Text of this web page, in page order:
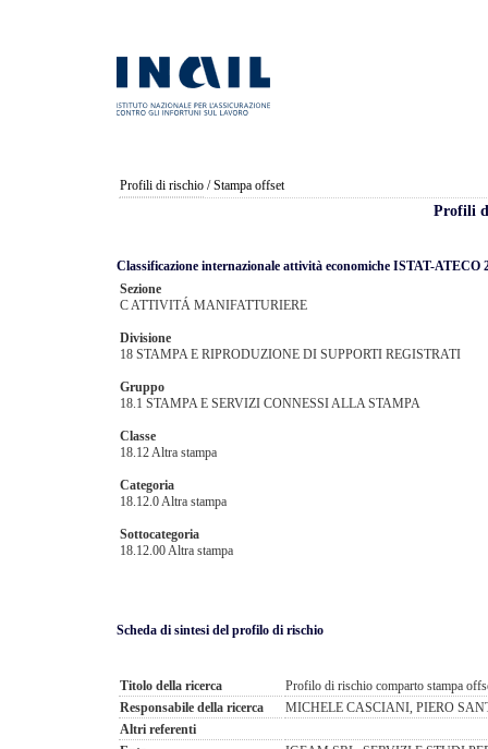
Profili di rischio / Stampa offset
Profili
Classificazione internazionale attività economiche ISTAT-ATECO
Sezione
C ATTIVITÁ MANIFATTURIERE
Divisione
18 STAMPA E RIPRODUZIONE DI SUPPORTI REGISTRATI
Gruppo
18.1 STAMPA E SERVIZI CONNESSI ALLA STAMPA
Classe
18.12 Altra stampa
Categoria
18.12.0 Altra stampa
Sottocategoria
18.12.00 Altra stampa
Scheda di sintesi del profilo di rischio
Titolo della ricerca
Profilo di rischio comparto stampa
Responsabile della ricerca
MICHELE CASCIANI, PIERO
Altri referenti